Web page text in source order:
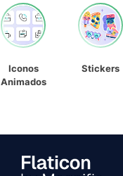
Iconos
Animados
Stickers